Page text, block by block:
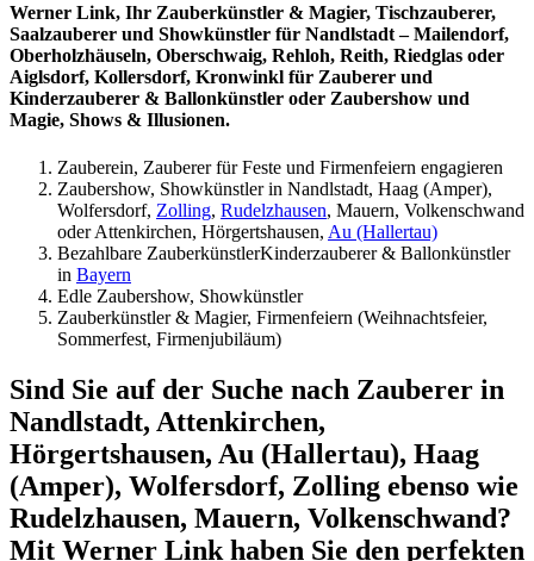
Werner Link, Ihr Zauberkünstler & Magier, Tischzauberer,
Saalzauberer und Showkünstler für Nandlstadt – Mailendorf,
Oberholzhäuseln, Oberschwaig, Rehloh, Reith, Riedglas oder
Aiglsdorf, Kollersdorf, Kronwinkl für Zauberer und
Kinderzauberer & Ballonkünstler oder Zaubershow und
Magie, Shows & Illusionen.
Zauberein, Zauberer für Feste und Firmenfeiern engagieren
Zaubershow, Showkünstler in Nandlstadt, Haag (Amper),
Wolfersdorf, Zolling, Rudelzhausen, Mauern, Volkenschwand
oder Attenkirchen, Hörgertshausen, Au (Hallertau)
Bezahlbare ZauberkünstlerKinderzauberer & Ballonkünstler
in Bayern
Edle Zaubershow, Showkünstler
Zauberkünstler & Magier, Firmenfeiern (Weihnachtsfeier,
Sommerfest, Firmenjubiläum)
Sind Sie auf der Suche nach Zauberer in
Nandlstadt, Attenkirchen,
Hörgertshausen, Au (Hallertau), Haag
(Amper), Wolfersdorf, Zolling ebenso wie
Rudelzhausen, Mauern, Volkenschwand?
Mit Werner Link haben Sie den perfekten